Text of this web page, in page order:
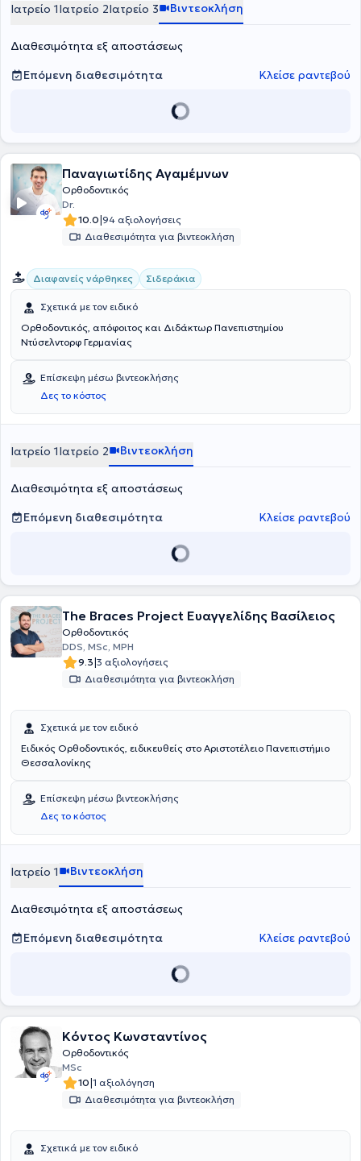
Ιατρείο 1Ιατρείο 2Ιατρείο 3 Βιντεοκλήση
Διαθεσιμότητα εξ αποστάσεως
Επόμενη διαθεσιμότητα
Κλείσε ραντεβού
Παναγιωτίδης Αγαμέμνων
Ορθοδοντικός
Dr.
10.0|94 αξιολογήσεις
Διαθεσιμότητα για βιντεοκλήση
Διαφανείς νάρθηκες Σιδεράκια
Σχετικά με τον ειδικό
Ορθοδοντικός, απόφοιτος και Διδάκτωρ Πανεπιστημίου
Ντύσελντορφ Γερμανίας
Επίσκεψη μέσω βιντεοκλήσης
Δες το κόστος
Ιατρείο 1Ιατρείο 2 Βιντεοκλήση
Διαθεσιμότητα εξ αποστάσεως
Επόμενη διαθεσιμότητα
Κλείσε ραντεβού
The Braces Project Ευαγγελίδης Βασίλειος
Ορθοδοντικός
DDS, MSc, MPH
9.3|3 αξιολογήσεις
Διαθεσιμότητα για βιντεοκλήση
Σχετικά με τον ειδικό
Ειδικός Ορθοδοντικός, ειδικευθείς στο Αριστοτέλειο Πανεπιστήμιο
Θεσσαλονίκης
Επίσκεψη μέσω βιντεοκλήσης
Δες το κόστος
Ιατρείο 1 Βιντεοκλήση
Διαθεσιμότητα εξ αποστάσεως
Επόμενη διαθεσιμότητα
Κλείσε ραντεβού
Κόντος Κωνσταντίνος
Ορθοδοντικός
MSc
10|1 αξιολόγηση
Διαθεσιμότητα για βιντεοκλήση
Σχετικά με τον ειδικό